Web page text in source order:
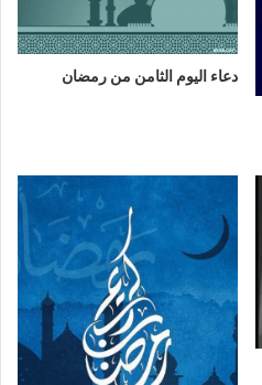
دعاء اليوم الثامن من رمضان